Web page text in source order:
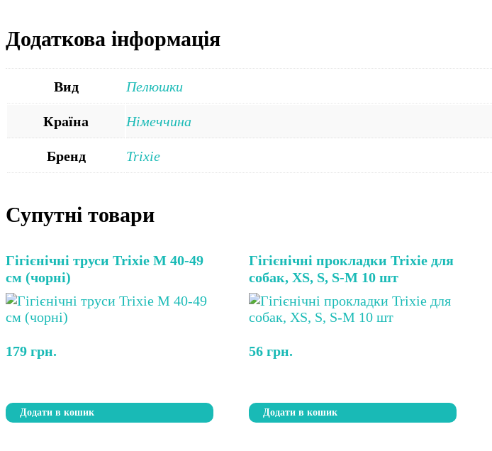
Додаткова інформація
Вид Пелюшки
Країна Німеччина
Бренд Trixie
Супутні товари
Гігієнічні труси Trixie M 40-49
см (чорні)
179 грн.
Додати в кошик
Гігієнічні прокладки Trixie для
собак, XS, S, S-M 10 шт
56грн.
Додати в кошик